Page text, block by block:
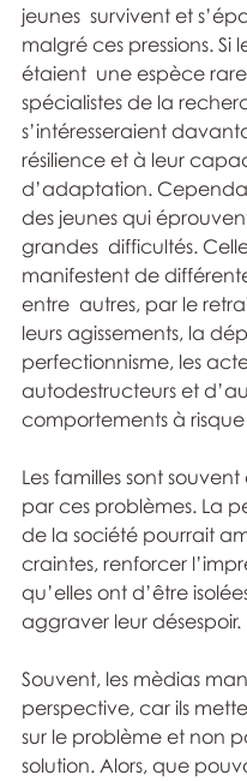
jeunes  survivent et
malgré ces pressions. Si
étaient  une espèce
spécialistes de la
s’intéresseraient
résilience et à leur
d’adaptation.
des jeunes qui
grandes  difficultés.
manifestent de
entre  autres, par le
leurs agissements, la
perfectionnisme, les
autodestructeurs et
comportements à
Les familles sont
par ces problèmes. La
de la société pourrait
craintes, renforcer
qu’elles ont d’être
aggraver leur désespoir.
Souvent, les mèdias
perspective, car ils
sur le problème et non
solution. Alors, que